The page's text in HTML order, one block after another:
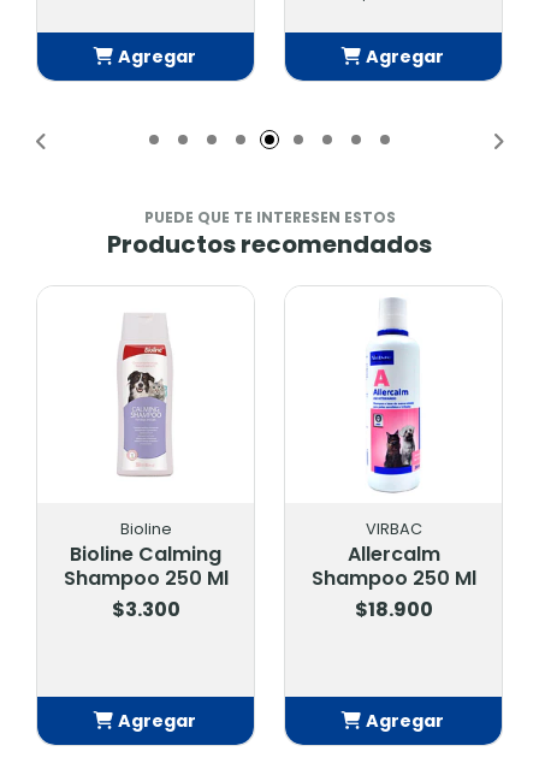
Agregar
Agregar
PUEDE QUE TE INTERESEN ESTOS
Productos recomendados
Bioline
Bioline Calming
Shampoo 250 Ml
$3.300
Agregar
VIRBAC
Allercalm
Shampoo 250 Ml
$18.900
Agregar